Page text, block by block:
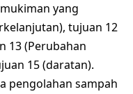
yang
tujuan 12
13 (Perubahan
15 (daratan).
pengolahan sampah